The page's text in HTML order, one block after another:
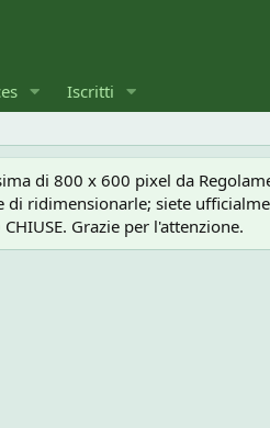
Iscritti
di 800 x 600 pixel da
ridimensionarle; siete
CHIUSE. Grazie per l'attenzione.